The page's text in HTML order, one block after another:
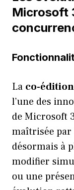
Microsoft
La co-
l’une des
de Microsoft
maîtrisée par
désormais à
modifier
ou une